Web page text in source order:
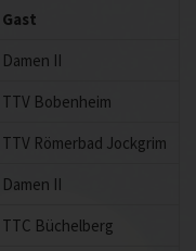
Gast
Damen II
TTV Bobenheim
TTV Römerbad Jockgrim
Damen II
TTC Büchelberg